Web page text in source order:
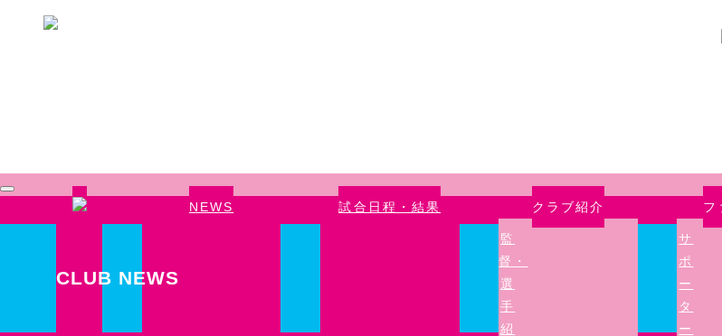
NEWS 試合日程・結果 クラブ紹介
監
督・
選
手
紹
フ
サ
ポ
ー
タ
ー
CLUB NEWS